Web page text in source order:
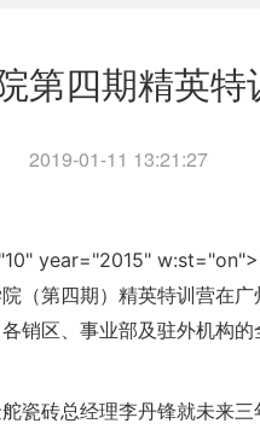
第四期精英特
2019-01-11 13:21:27
year="2015"
（第四期）精英特训营在广
销区、事业部及驻外机构的
瓷砖总经理李丹锋就未来